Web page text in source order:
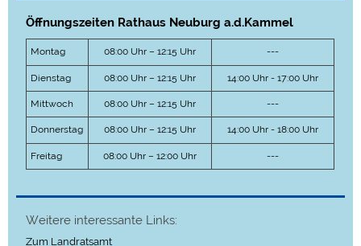
Öffnungszeiten Rathaus Neuburg a.d.Kammel
Montag 08:00 Uhr – 12:15 Uhr ---
Dienstag 08:00 Uhr – 12:15 Uhr 14:00 Uhr - 17:00 Uhr
Mittwoch 08:00 Uhr – 12:15 Uhr ---
Donnerstag 08:00 Uhr – 12:15 Uhr 14:00 Uhr - 18:00 Uhr
Freitag 08:00 Uhr – 12:00 Uhr ---
Weitere interessante Links:
Zum Landratsamt